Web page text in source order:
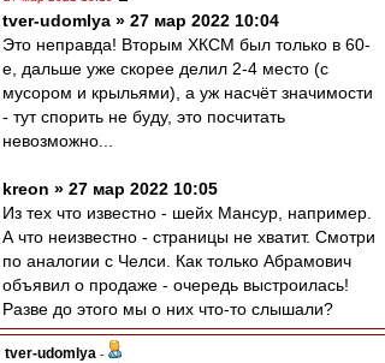
tver-udomlya » 27 мар 2022 10:04
Это неправда! Вторым ХКСМ был только в 60-
е, дальше уже скорее делил 2-4 место (с
мусором и крыльями), а уж насчёт значимости
- тут спорить не буду, это посчитать
невозможно...
kreon » 27 мар 2022 10:05
Из тех что известно - шейх Мансур, например.
А что неизвестно - страницы не хватит. Смотри
по аналогии с Челси. Как только Абрамович
объявил о продаже - очередь выстроилась!
Разве до этого мы о них что-то слышали?
tver-udomlya -